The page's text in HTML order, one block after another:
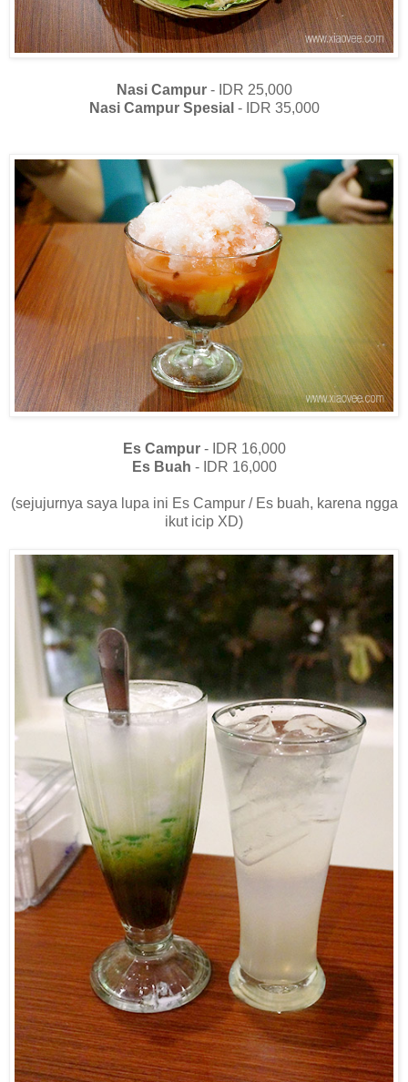
Nasi Campur - IDR 25,000
Nasi Campur Spesial - IDR 35,000
Es Campur- IDR 16,000
Es Buah - IDR 16,000
(sejujurnya saya lupa ini Es Campur / Es buah, karena ngga
ikut icip XD)